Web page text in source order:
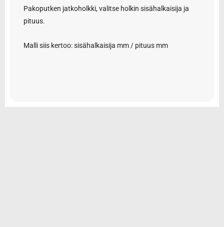
Pakoputken jatkoholkki, valitse holkin sisähalkaisija ja
pituus.
Malli siis kertoo: sisähalkaisija mm / pituus mm